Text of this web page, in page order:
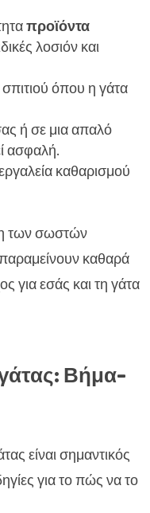
προϊόντα
λοσιόν και
όπου η γάτα
ή σε μια απαλό
ασφαλή.
καθαρισμού
των σωστών
καθαρά
για εσάς και τη γάτα
Βήμα-
είναι σημαντικός
για το πώς να το